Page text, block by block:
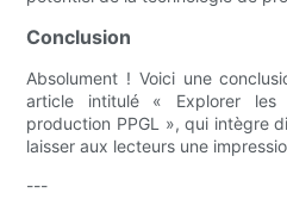
Conclusion
Absolument ! Voici une
article intitulé « Explorer
production PPGL », qui intègre
laisser aux lecteurs une
---